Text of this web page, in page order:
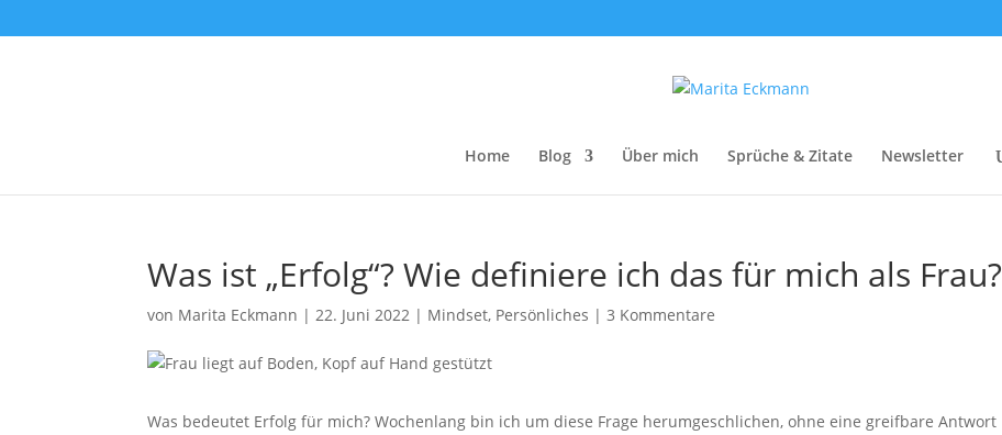
Home Blog Über mich Sprüche & Zitate Newsletter
Was ist „Erfolg“? Wie definiere ich das für mich als Frau?
von Marita Eckmann |22. Juni 2022 | Mindset, Persönliches |3 Kommentare
Was bedeutet Erfolg für mich? Wochenlang bin ich um diese Frage herumgeschlichen, ohne eine greifbare Antwort